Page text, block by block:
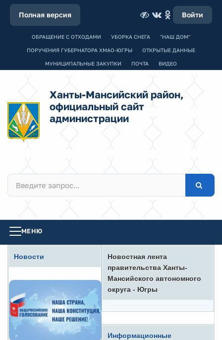
Полная версия Войти
ОБРАЩЕНИЕ С ОТХОДАМИ УБОРКА СНЕГА "НАШ ДОМ"
ПОРУЧЕНИЯ ГУБЕРНАТОРА ХМАО-ЮГРЫ ОТКРЫТЫЕ ДАННЫЕ
МУНИЦИПАЛЬНЫЕ ЗАКУПКИ ПОЧТА ВИДЕО
Ханты-Мансийский район,
официальный сайт
администрации
МЕНЮ
Новости
Новостная лента
правительства Ханты-
Мансийского автономного
округа - Югры
Информационные